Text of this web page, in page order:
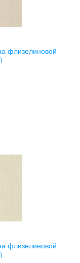
флизелиновой
флизелиновой